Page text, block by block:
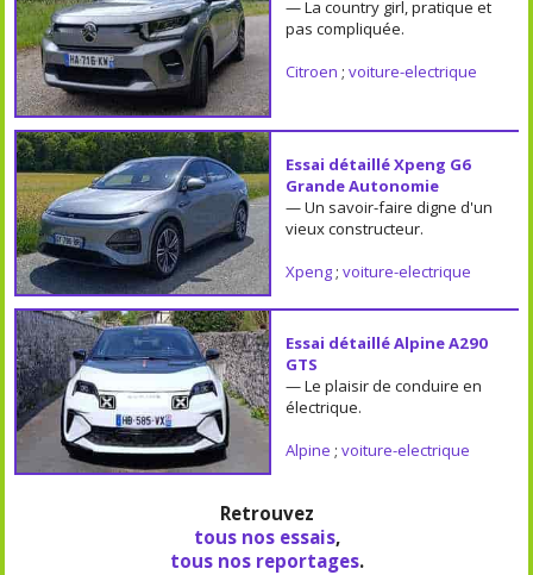
— La country girl, pratique et
pas compliquée.
Citroen ; voiture-electrique
Essai détaillé Xpeng G6
Grande Autonomie
— Un savoir-faire digne d'un
vieux constructeur.
Xpeng; voiture-electrique
Essai détaillé Alpine A290
GTS
— Le plaisir de conduire en
électrique.
Alpine ; voiture-electrique
Retrouvez
tous nos essais,
tous nos reportages.